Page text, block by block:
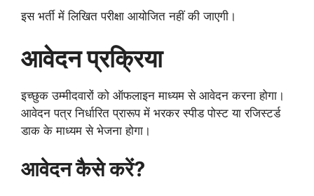
इस भर्ती में लिखित परीक्षा आयोजित नहीं की जाएगी।
आवेदन प्रक्रिया
इच्छुक उम्मीदवारों को ऑफलाइन माध्यम से आवेदन करना होगा।
आवेदन पत्र निर्धारित प्रारूप में भरकर स्पीड पोस्ट या रजिस्टर्ड
डाक के माध्यम से भेजना होगा।
आवेदन कैसे करें?